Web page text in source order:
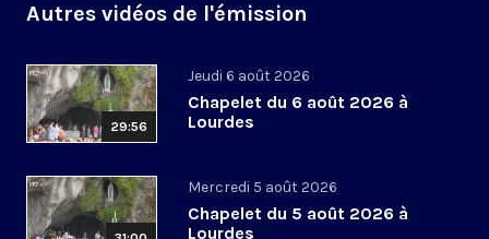
Autres vidéos de l'émission
29:56
Jeudi 6 août 2026
Chapelet du 6 août 2026 à
Lourdes
Mercredi 5 août 2026
Chapelet du 5 août 2026 à
Lourdes